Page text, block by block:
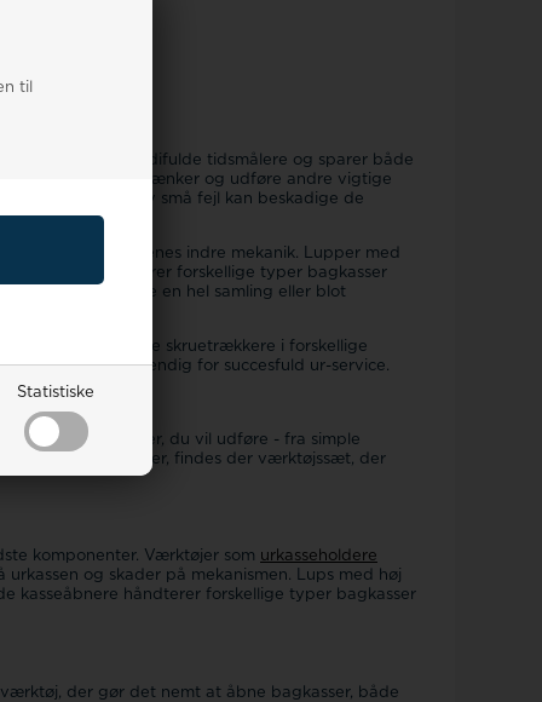
til
Statistiske
over dine værdifulde tidsmålere og sparer både
justere urlænker og udføre andre vigtige
udstyr, da selv små fejl kan beskadige de
arbejde med urenes indre mekanik. Lupper med
håndterer forskellige typer bagkasser
til at vedligeholde en hel samling eller blot
specialiserede skruetrækkere i forskellige
der er nødvendig for succesfuld ur-service.
til de opgaver, du vil udføre - fra simple
eller en nybegynder, findes der værktøjssæt, der
komponenter. Værktøjer som urkasseholdere
og skader på mekanismen. Lups med høj
kasseåbnere håndterer forskellige typer bagkasser
der gør det nemt at åbne bagkasser, både